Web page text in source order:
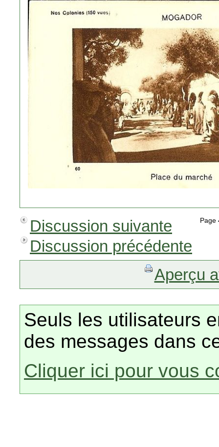
Discussion suivante
Discussion précédente
Aperçu
Seuls les utilisateurs
des messages dans
Cliquer ici pour vous